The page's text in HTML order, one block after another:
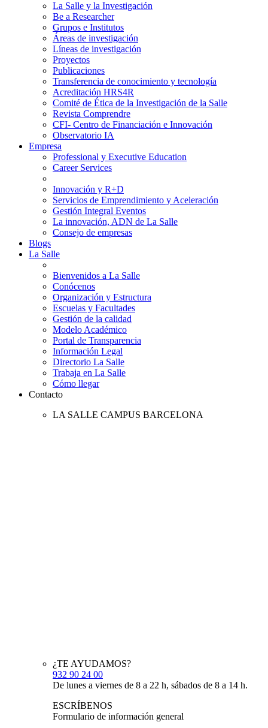
La Salle y la Investigación
Be a Researcher
Grupos e Institutos
Áreas de investigación
Líneas de investigación
Proyectos
Publicaciones
Transferencia de conocimiento y tecnología
Acreditación HRS4R
Comité de Ética de la Investigación de la Salle
Revista Comprendre
CFI- Centro de Financiación e Innovación
Observatorio IA
Empresa
Professional y Executive Education
Career Services
Innovación y R+D
Servicios de Emprendimiento y Aceleración
Gestión Integral Eventos
La innovación, ADN de La Salle
Consejo de empresas
Blogs
La Salle
Bienvenidos a La Salle
Conócenos
Organización y Estructura
Escuelas y Facultades
Gestión de la calidad
Modelo Académico
Portal de Transparencia
Información Legal
Directorio La Salle
Trabaja en La Salle
Cómo llegar
Contacto
LA SALLE CAMPUS BARCELONA
¿TE AYUDAMOS?
932 90 24 00
De lunes a viernes de 8 a 22 h, sábados de 8 a 14 h.
ESCRÍBENOS
Formulario de información general